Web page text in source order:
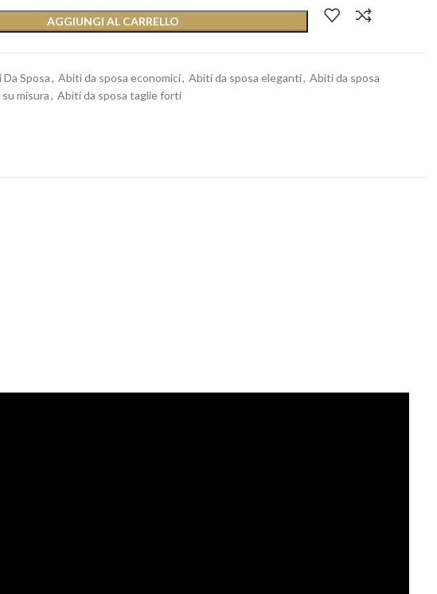
AGGIUNGI AL CARRELLO
Sposa, Abiti da sposa economici, Abiti da sposa eleganti, Abiti da sposa
misura, Abiti da sposa taglie forti